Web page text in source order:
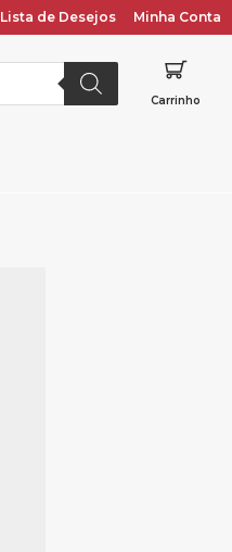
Lista de Desejos Minha Conta
Carrinho